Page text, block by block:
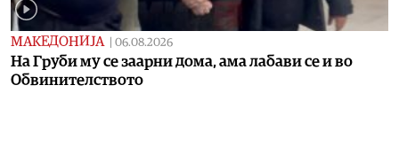
МАКЕДОНИЈА | 06.08.2026
На Груби му се заарни дома, ама лабави се и во
Обвинителството